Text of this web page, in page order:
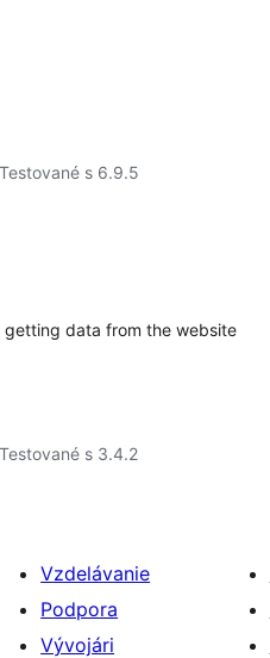
Testované s 6.9.5
data from the website
Testované s 3.4.2
Vzdelávanie
Podpora
Vývojári